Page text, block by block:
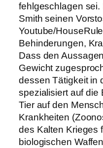
fehlgeschlagen sei.
Smith seinen
Youtube/
Behinderungen,
Dass den
Gewicht
dessen Tätigkeit in
spezialisiert auf die
Tier auf den
Krankheiten
des Kalten Krieges
biologischen